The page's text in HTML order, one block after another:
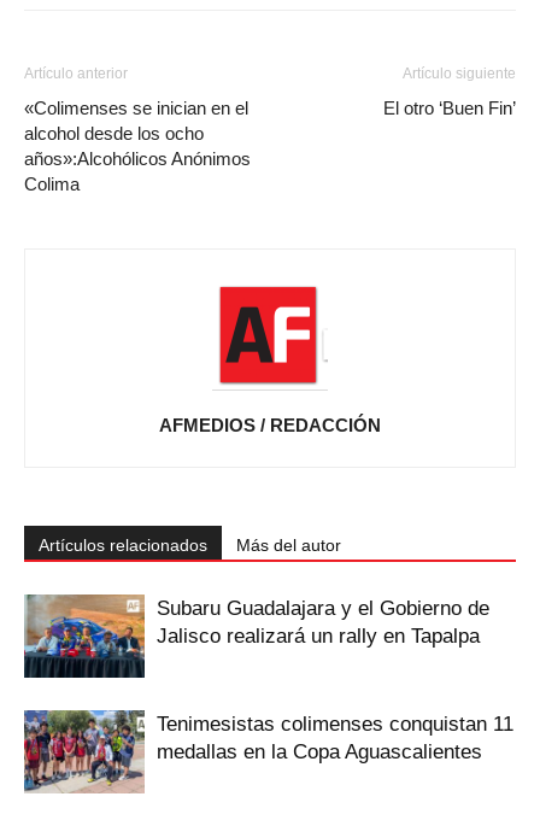
Artículo anterior
«Colimenses se inician en el
alcohol desde los ocho
años»:Alcohólicos Anónimos
Colima
Artículo siguiente
El otro ‘Buen Fin’
AFMEDIOS / REDACCIÓN
Artículos relacionados Más del autor
Subaru Guadalajara y el Gobierno de
Jalisco realizará un rally en Tapalpa
Tenimesistas colimenses conquistan 11
medallas en la Copa Aguascalientes